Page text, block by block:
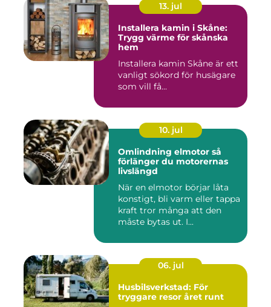
13. jul
Installera kamin i Skåne:
Trygg värme för skånska
hem
Installera kamin Skåne är ett
vanligt sökord för husägare
som vill få...
10. jul
Omlindning elmotor så
förlänger du motorernas
livslängd
När en elmotor börjar låta
konstigt, bli varm eller tappa
kraft tror många att den
måste bytas ut. I...
06. jul
Husbilsverkstad: För
tryggare resor året runt